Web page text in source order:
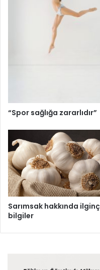
“Spor sağlığa zararlıdır”
Sarımsak hakkında ilginç
bilgiler